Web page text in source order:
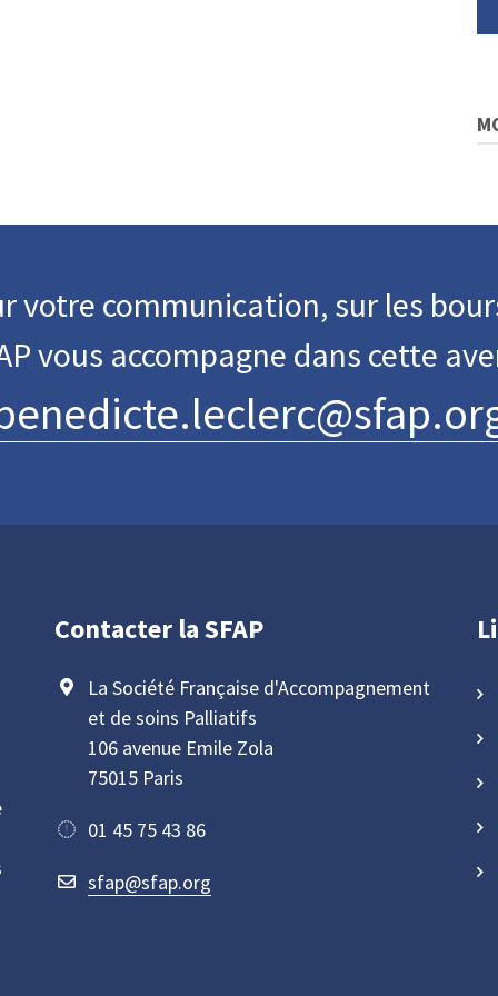
votre communication, sur les
vous accompagne dans cette
Contacter la SFAP
La Société Française d'Accompagnement
et de soins Palliatifs
106 avenue Emile Zola
75015 Paris
01 45 75 43 86
sfap@sfap.org